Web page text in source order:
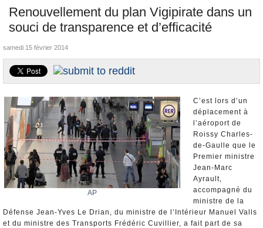
Ministères/Directions
Blog
Elections européennes
Renouvellement du plan Vigipirate dans un
souci de transparence et d’efficacité
Polémiques
La France et le Monde
Nominations et Démissions
Elections européennes
Infos insolites
samedi 15 février 2014
AP
C’est lors d’un
déplacement à
l’aéroport de
Roissy Charles-
de-Gaulle que le
Premier ministre
Jean-Marc
Ayrault,
accompagné du
ministre de la
Défense Jean-Yves Le Drian, du ministre de l’Intérieur Manuel Valls
et du ministre des Transports Frédéric Cuvillier, a fait part de sa